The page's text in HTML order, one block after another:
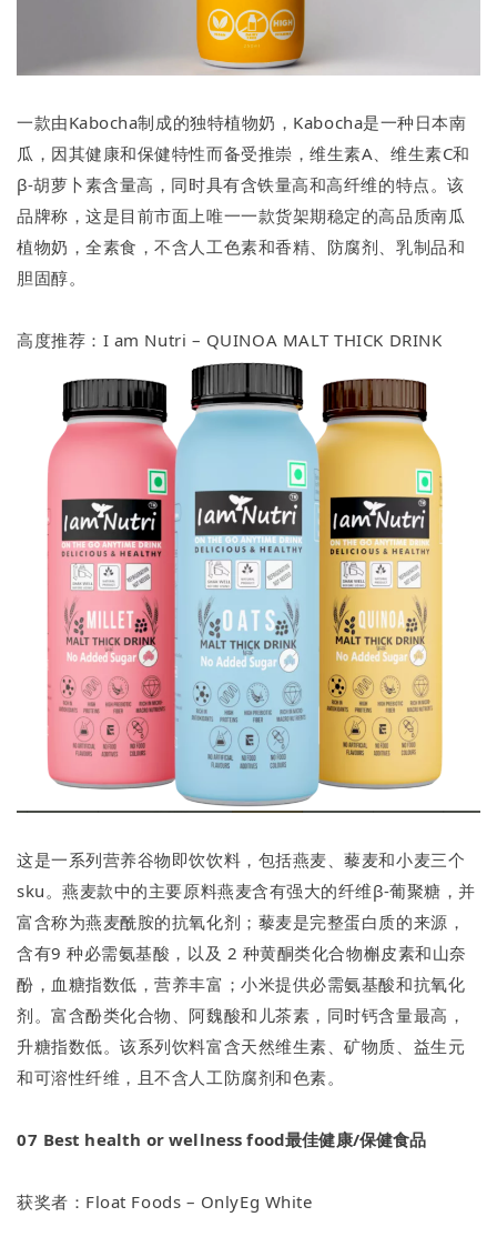
一款由Kabocha制成的独特植物奶，Kabocha是一种日本南
瓜，因其健康和保健特性而备受推崇，维生素A、维生素C和
β-胡萝卜素含量高，同时具有含铁量高和高纤维的特点。该
品牌称，这是目前市面上唯一一款货架期稳定的高品质南瓜
植物奶，全素食，不含人工色素和香精、防腐剂、乳制品和
胆固醇。
高度推荐：I am Nutri – QUINOA MALT THICK DRINK
这是一系列营养谷物即饮饮料，包括燕麦、藜麦和小麦三个
sku。燕麦款中的主要原料燕麦含有强大的纤维β-葡聚糖，并
富含称为燕麦酰胺的抗氧化剂；藜麦是完整蛋白质的来源，
含有9 种必需氨基酸，以及 2 种黄酮类化合物槲皮素和山奈
酚，血糖指数低，营养丰富；小米提供必需氨基酸和抗氧化
剂。富含酚类化合物、阿魏酸和儿茶素，同时钙含量最高，
升糖指数低。该系列饮料富含天然维生素、矿物质、益生元
和可溶性纤维，且不含人工防腐剂和色素。
07 Best health or wellness food最佳健康/保健食品
获奖者：Float Foods – OnlyEg White